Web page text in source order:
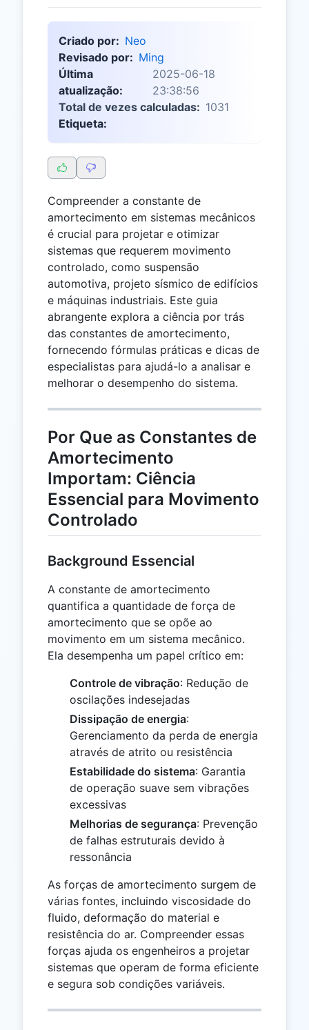
Criado por: Neo
Revisado por: Ming
Última
atualização:
2025-06-18
23:38:56
Total de vezes calculadas: 1031
Etiqueta:
Compreender a constante de
amortecimento em sistemas mecânicos
é crucial para projetar e otimizar
sistemas que requerem movimento
controlado, como suspensão
automotiva, projeto sísmico de edifícios
e máquinas industriais. Este guia
abrangente explora a ciência por trás
das constantes de amortecimento,
fornecendo fórmulas práticas e dicas de
especialistas para ajudá-lo a analisar e
melhorar o desempenho do sistema.
Por Que as Constantes de
Amortecimento
Importam: Ciência
Essencial para Movimento
Controlado
Background Essencial
A constante de amortecimento
quantifica a quantidade de força de
amortecimento que se opõe ao
movimento em um sistema mecânico.
Ela desempenha um papel crítico em:
Controle de vibração: Redução de
oscilações indesejadas
Dissipação de energia:
Gerenciamento da perda de energia
através de atrito ou resistência
Estabilidade do sistema: Garantia
de operação suave sem vibrações
excessivas
Melhorias de segurança: Prevenção
de falhas estruturais devido à
ressonância
As forças de amortecimento surgem de
várias fontes, incluindo viscosidade do
fluido, deformação do material e
resistência do ar. Compreender essas
forças ajuda os engenheiros a projetar
sistemas que operam de forma eficiente
e segura sob condições variáveis.